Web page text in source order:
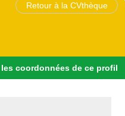
Retour à la CVthèque
les coordonnées de ce profil